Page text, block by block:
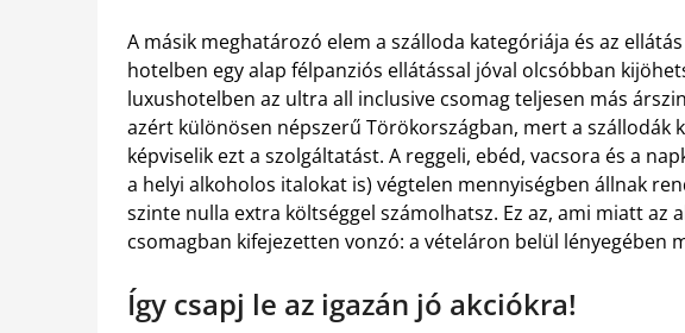
A másik meghatározó elem a szálloda kategóriája és az
hotelben egy alap félpanziós ellátással jóval olcsóbban
luxushotelben az ultra all inclusive csomag teljesen más
azért különösen népszerű Törökországban, mert a szállodák
képviselik ezt a szolgáltatást. A reggeli, ebéd, vacsora és a
a helyi alkoholos italokat is) végtelen mennyiségben állnak
szinte nulla extra költséggel számolhatsz. Ez az, ami miatt az
csomagban kifejezetten vonzó: a vételáron belül lényegében
Így csapj le az igazán jó akciókra!